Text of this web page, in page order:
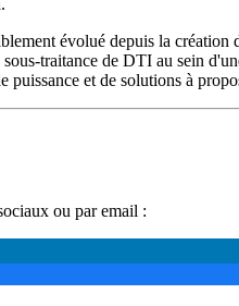
évolué depuis la
traitance de DTI au sein
puissance et de solutions à
ou par email :